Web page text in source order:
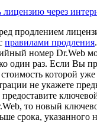
через
продлением
правилами продления
номер Dr.Web
один раз. Если Вы
которой
не укажете
то новый
срока, указанного